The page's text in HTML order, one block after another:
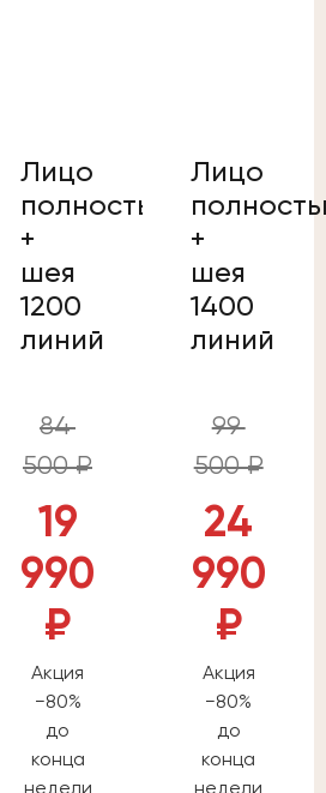
Лицо
полностью
+
шея
1200
линий
84
500 ₽
19
990
₽
Акция
−80%
до
конца
Лицо
+
шея
1400
линий
99
500 ₽
24
990
₽
Акция
−80%
до
конца